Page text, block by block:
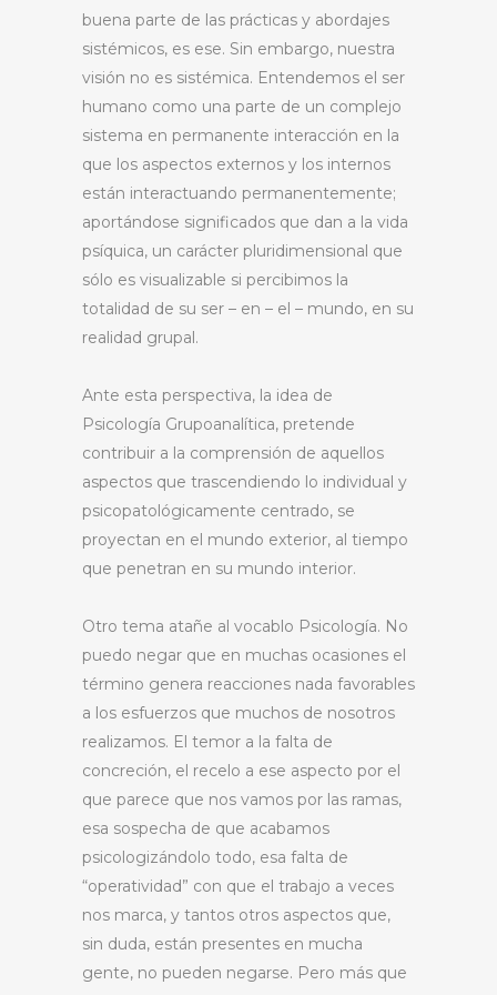
buena parte de las prácticas y abordajes
sistémicos, es ese. Sin embargo, nuestra
visión no es sistémica. Entendemos el ser
humano como una parte de un complejo
sistema en permanente interacción en la
que los aspectos externos y los internos
están interactuando permanentemente;
aportándose significados que dan a la vida
psíquica, un carácter pluridimensional que
sólo es visualizable si percibimos la
totalidad de su ser – en – el – mundo, en su
realidad grupal.
Ante esta perspectiva, la idea de
Psicología Grupoanalítica, pretende
contribuir a la comprensión de aquellos
aspectos que trascendiendo lo individual y
psicopatológicamente centrado, se
proyectan en el mundo exterior, al tiempo
que penetran en su mundo interior.
Otro tema atañe al vocablo Psicología. No
puedo negar que en muchas ocasiones el
término genera reacciones nada favorables
a los esfuerzos que muchos de nosotros
realizamos. El temor a la falta de
concreción, el recelo a ese aspecto por el
que parece que nos vamos por las ramas,
esa sospecha de que acabamos
psicologizándolo todo, esa falta de
“operatividad” con que el trabajo a veces
nos marca, y tantos otros aspectos que,
sin duda, están presentes en mucha
gente, no pueden negarse. Pero más que